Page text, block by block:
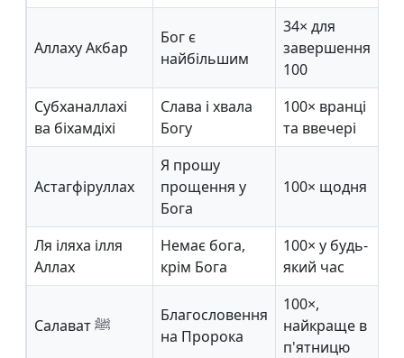
Аллаху Акбар
Бог є
найбільшим
34× для
завершення
100
Субханаллахі
ва біхамдіхі
Слава і хвала
Богу
100× вранці
та ввечері
Астагфіруллах
Я прошу
прощення у
Бога
100× щодня
Ля іляха ілля
Аллах
Немає бога,
крім Бога
100× у будь-
який час
Салават ⁠ﷺ
Благословення
на Пророка
100×,
найкраще в
п'ятницю